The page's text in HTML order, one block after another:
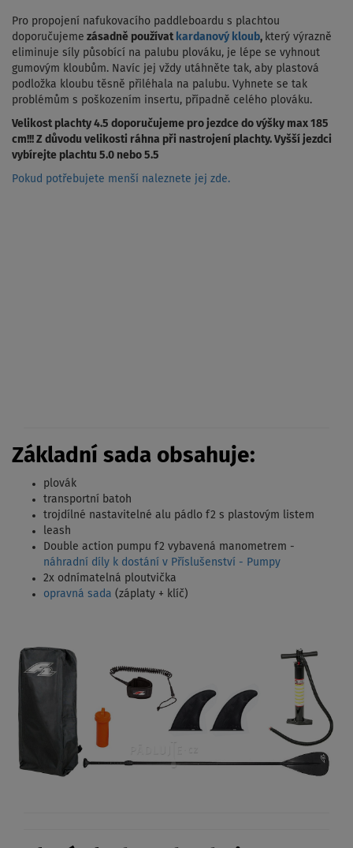
Pro propojení nafukovacího paddleboardu s plachtou
doporučujeme zásadně používat kardanový kloub, který výrazně
eliminuje síly působící na palubu plováku, je lépe se vyhnout
gumovým kloubům. Navíc jej vždy utáhněte tak, aby plastová
podložka kloubu těsně přiléhala na palubu. Vyhnete se tak
problémům s poškozením insertu, případně celého plováku.
Velikost plachty 4.5 doporučujeme pro jezdce do výšky max 185
cm!!! Z důvodu velikosti ráhna při nastrojení plachty. Vyšší jezdci
vybírejte plachtu 5.0 nebo 5.5
Pokud potřebujete menší naleznete jej zde.
Základní sada obsahuje:
plovák
transportní batoh
trojdílné nastavitelné alu pádlo f2 s plastovým listem
leash
Double action pumpu f2 vybavená manometrem -
náhradní díly k dostání v Příslušenství - Pumpy
2x odnímatelná ploutvička
opravná sada (záplaty + klíč)